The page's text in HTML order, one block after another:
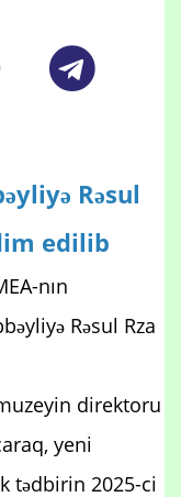
Rəsul
edilib
nın
Rəsul Rza
direktoru
yeni
tədbirin 2025-ci